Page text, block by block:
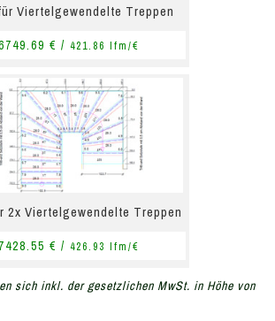
Viertelgewendelte Treppen
€ / 421.86 lfm/€
2x Viertelgewendelte Treppen
7428.55 € / 426.93 lfm/€
sich inkl. der gesetzlichen MwSt. in Höhe von